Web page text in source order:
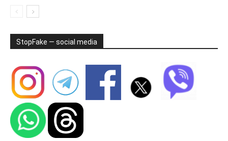
StopFake — social media